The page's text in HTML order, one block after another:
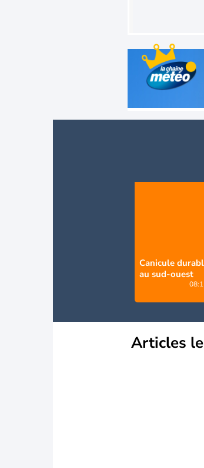
Canicule
au sud-ouest
Articles